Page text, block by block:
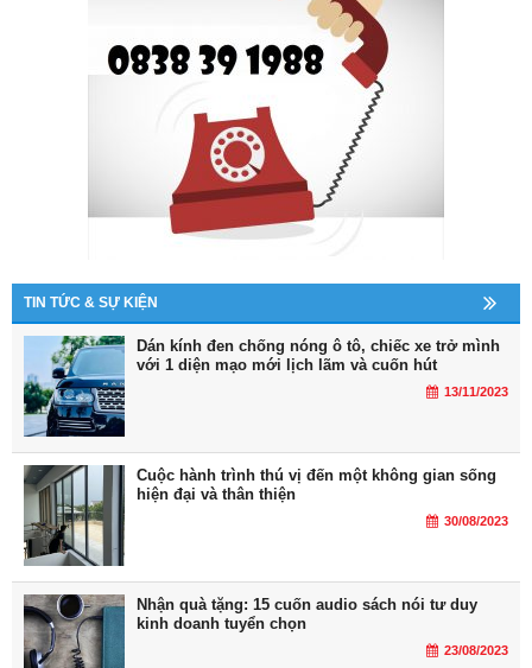
TIN TỨC & SỰ KIỆN
Dán kính đen chống nóng ô tô, chiếc xe trở mình
với 1 diện mạo mới lịch lãm và cuốn hút
13/11/2023
Cuộc hành trình thú vị đến một không gian sống
hiện đại và thân thiện
30/08/2023
Nhận quà tặng: 15 cuốn audio sách nói tư duy
kinh doanh tuyển chọn
23/08/2023